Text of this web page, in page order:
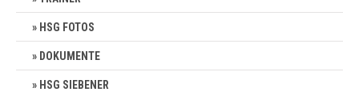
HSG FOTOS
DOKUMENTE
HSG SIEBENER